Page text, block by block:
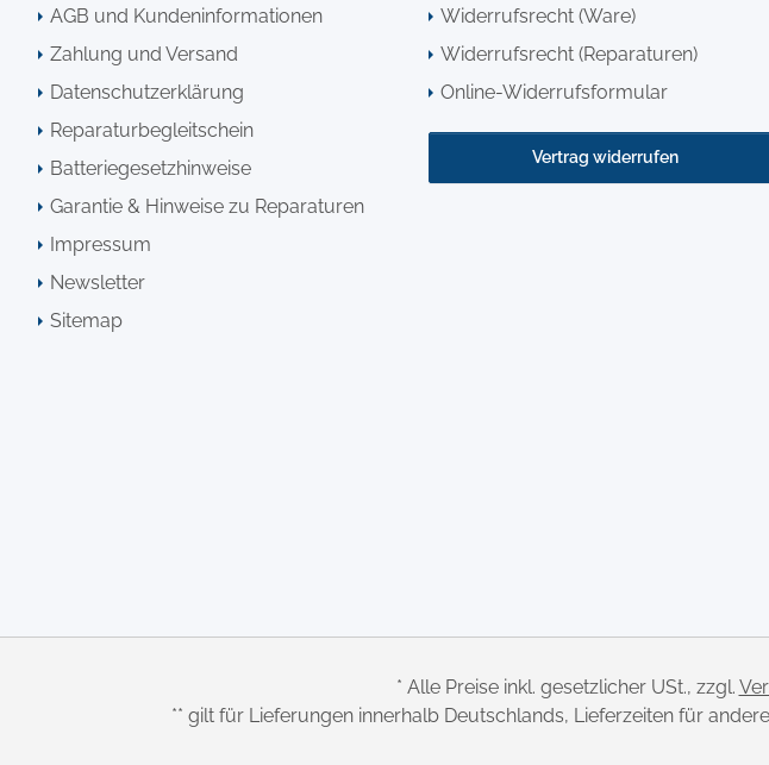
AGB und Kundeninformationen
Zahlung und Versand
Datenschutzerklärung
Reparaturbegleitschein
Batteriegesetzhinweise
Garantie & Hinweise zu Reparaturen
Impressum
Newsletter
Sitemap
Widerrufsrecht (Ware)
Widerrufsrecht (Reparaturen)
Online-Widerrufsformular
Vertrag widerrufen
* Alle Preise inkl. gesetzlicher USt., zzgl.
** gilt für Lieferungen innerhalb Deutschlands, Lieferzeiten für